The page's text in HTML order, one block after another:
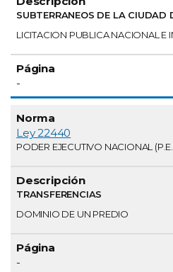
SUBTERRANEOS DE LA CIUDAD
LICITACION PUBLICA NACIONAL E
-
Ley 22440
PODER EJECUTIVO NACIONAL
TRANSFERENCIAS
DOMINIO DE UN PREDIO
-